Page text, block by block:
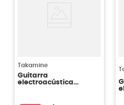
Takamine
Guitarra
electroacústica